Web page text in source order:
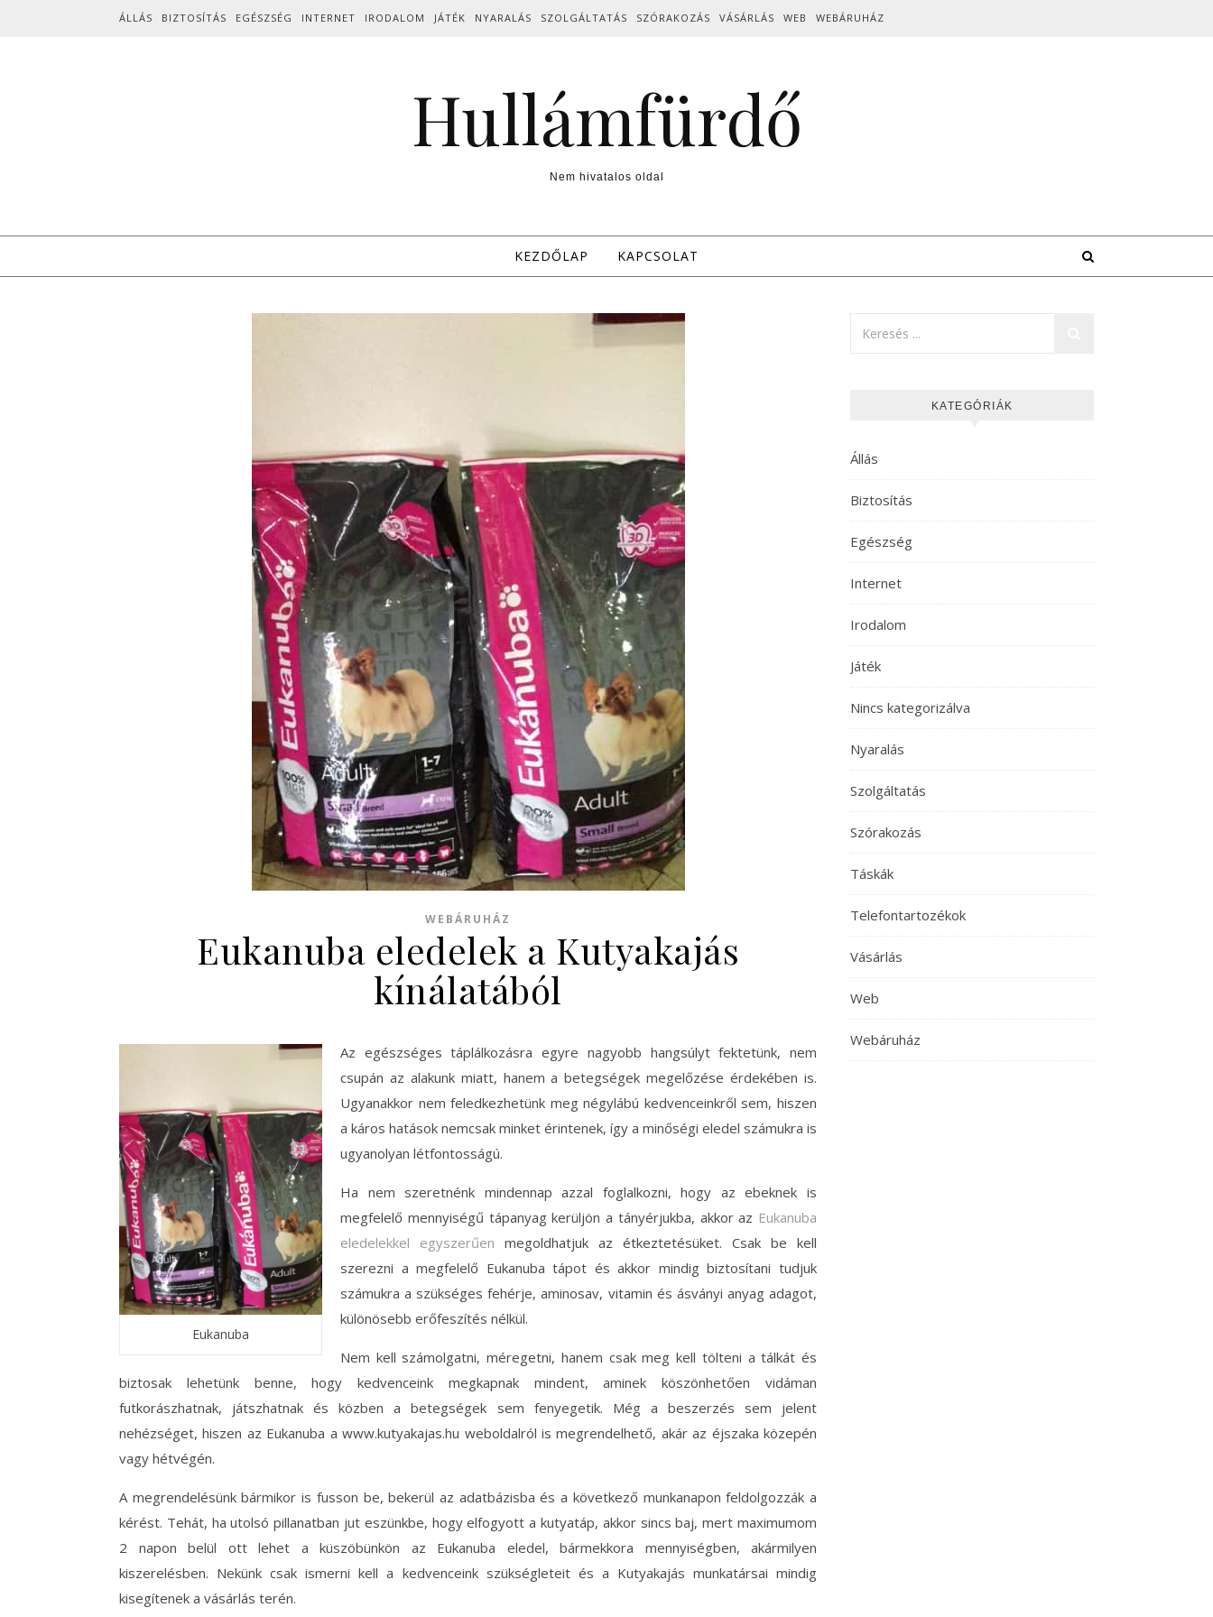
ÁLLÁS BIZTOSÍTÁS EGÉSZSÉG INTERNET IRODALOM JÁTÉK NYARALÁS SZOLGÁLTATÁS SZÓRAKOZÁS VÁSÁRLÁS WEB WEBÁRUHÁZ
Hullámfürdő
Nem hivatalos oldal
KEZDŐLAP KAPCSOLAT
WEBÁRUHÁZ
Eukanuba eledelek a Kutyakajás
kínálatából
Eukanuba
Az egészséges táplálkozásra egyre nagyobb hangsúlyt fektetünk, nem
csupán az alakunk miatt, hanem a betegségek megelőzése érdekében is.
Ugyanakkor nem feledkezhetünk meg négylábú kedvenceinkről sem, hiszen
a káros hatások nemcsak minket érintenek, így a minőségi eledel számukra is
ugyanolyan létfontosságú.
Ha nem szeretnénk mindennap azzal foglalkozni, hogy az ebeknek is
megfelelő mennyiségű tápanyag kerüljön a tányérjukba, akkor az Eukanuba
eledelekkel egyszerűen megoldhatjuk az étkeztetésüket. Csak be kell
szerezni a megfelelő Eukanuba tápot és akkor mindig biztosítani tudjuk
számukra a szükséges fehérje, aminosav, vitamin és ásványi anyag adagot,
különösebb erőfeszítés nélkül.
Nem kell számolgatni, méregetni, hanem csak meg kell tölteni a tálkát és
biztosak lehetünk benne, hogy kedvenceink megkapnak mindent, aminek köszönhetően vidáman
futkorászhatnak, játszhatnak és közben a betegségek sem fenyegetik. Még a beszerzés sem jelent
nehézséget, hiszen az Eukanuba a www.kutyakajas.hu weboldalról is megrendelhető, akár az éjszaka közepén
vagy hétvégén.
A megrendelésünk bármikor is fusson be, bekerül az adatbázisba és a következő munkanapon feldolgozzák a
kérést. Tehát, ha utolsó pillanatban jut eszünkbe, hogy elfogyott a kutyatáp, akkor sincs baj, mert maximumom
2 napon belül ott lehet a küszöbünkön az Eukanuba eledel, bármekkora mennyiségben, akármilyen
kiszerelésben. Nekünk csak ismerni kell a kedvenceink szükségleteit és a Kutyakajás munkatársai mindig
kisegítenek a vásárlás terén.
KATEGÓRIÁK
Állás
Biztosítás
Egészség
Internet
Irodalom
Játék
Nincs kategorizálva
Nyaralás
Szolgáltatás
Szórakozás
Táskák
Telefontartozékok
Vásárlás
Web
Webáruház